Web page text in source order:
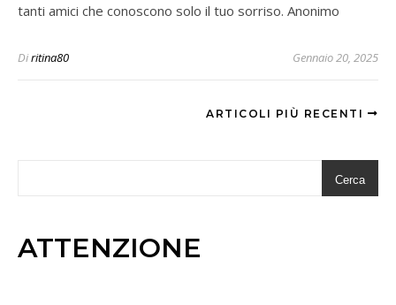
tanti amici che conoscono solo il tuo sorriso. Anonimo
Diritina80 Gennaio 20, 2025
ARTICOLI PIÙ RECENTI
Cerca
ATTENZIONE